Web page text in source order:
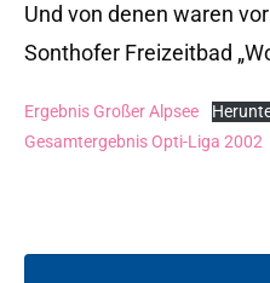
Und von denen waren
Sonthofer Freizeitbad
Ergebnis Großer Alpsee
Gesamtergebnis Opti-Liga 2002